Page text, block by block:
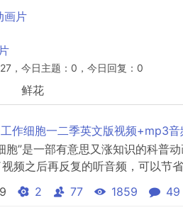
画片
，今日主题：0，今日回复：0
鲜花
工作细胞一二季英文版视频+mp3音
胞”是一部有意思又涨知识的科普
频之后再反复的听音频，可以节
分享给大家。
2 77 1859 49